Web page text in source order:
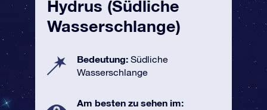
Hydrus (Südliche
Wasserschlange)
Bedeutung: Südliche
Wasserschlange
Am besten zu sehen im: